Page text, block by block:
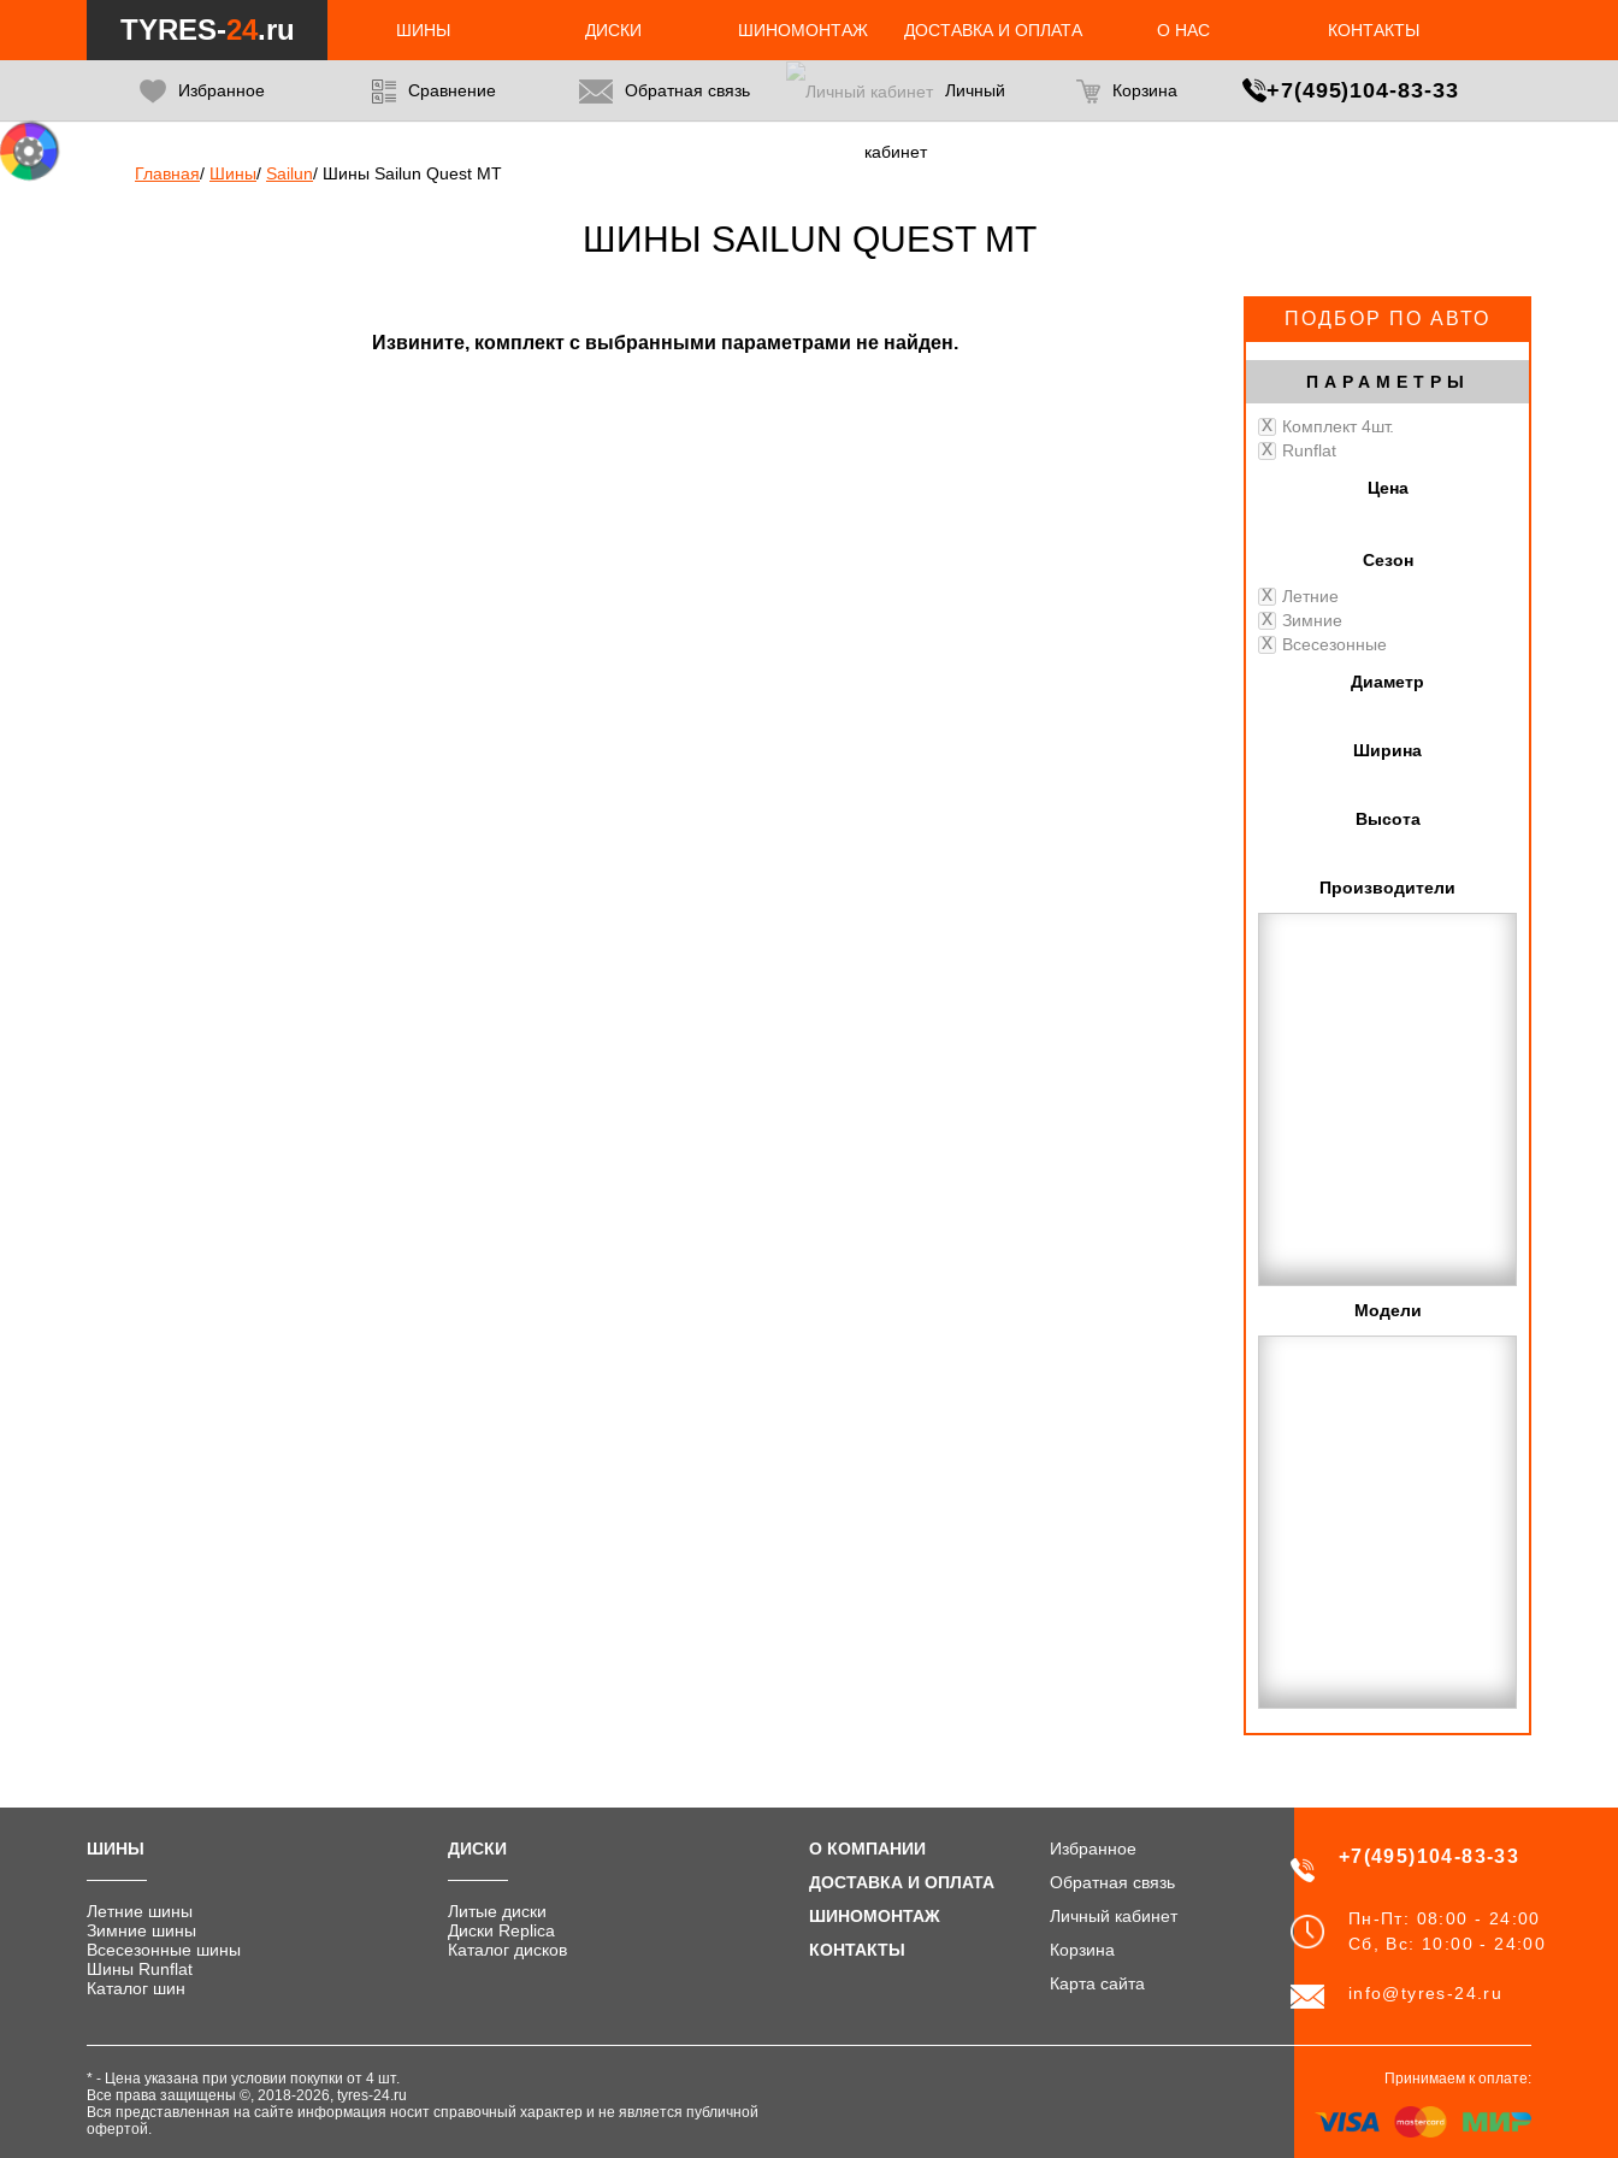
TYRES-24.ru ШИНЫ ДИСКИ ШИНОМОНТАЖ ДОСТАВКА И ОПЛАТА О НАС КОНТАКТЫ
Избранное Сравнение Обратная связь Личный
кабинет
Корзина +7(495)104-83-33
Главная/ Шины/ Sailun/ Шины Sailun Quest MT
ШИНЫ SAILUN QUEST MT
Извините, комплект с выбранными параметрами не найден.
ПОДБОР ПО АВТО
ПАРАМЕТРЫ
Комплект 4шт.
Runflat
Цена
Сезон
Летние
Зимние
Всесезонные
Диаметр
Ширина
Высота
Производители
Модели
ШИНЫ
Летние шины
Зимние шины
Всесезонные шины
Шины Runflat
Каталог шин
ДИСКИ
Литые диски
Диски Replica
Каталог дисков
О КОМПАНИИ
ДОСТАВКА И ОПЛАТА
ШИНОМОНТАЖ
КОНТАКТЫ
Избранное
Обратная связь
Личный кабинет
Корзина
Карта сайта
+7(495)104-83-33
Пн-Пт: 08:00 - 24:00
Сб, Вс: 10:00 - 24:00
info@tyres-24.ru
* - Цена указана при условии покупки от 4 шт.
Все права защищены ©, 2018-2026, tyres-24.ru
Вся представленная на сайте информация носит справочный характер и не является публичной
офертой.
Принимаем к оплате: